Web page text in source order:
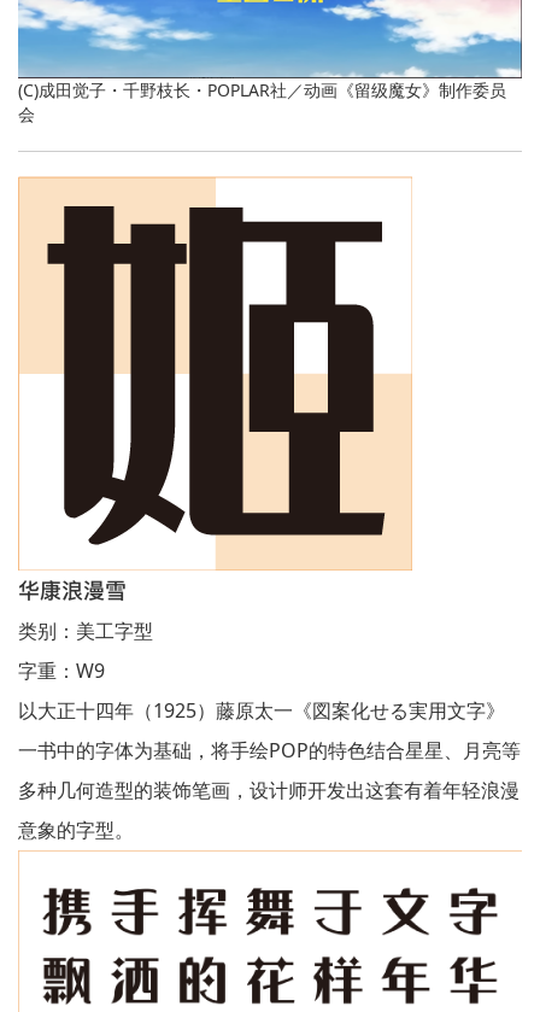
(C)成田觉子・千野枝长・POPLAR社／动画《留级魔女》制作委员
会
华康浪漫雪
类别：美工字型
字重：W9
以大正十四年（1925）藤原太一《図案化せる実用文字》
一书中的字体为基础，将手绘POP的特色结合星星、月亮等
多种几何造型的装饰笔画，设计师开发出这套有着年轻浪漫
意象的字型。